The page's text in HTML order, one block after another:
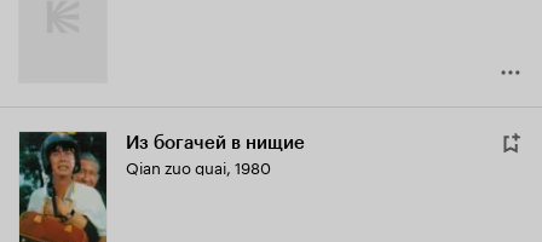
Из богачей в нищие
Qian zuo guai, 1980